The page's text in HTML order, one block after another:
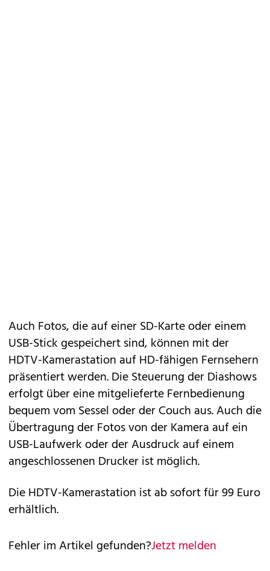
Auch Fotos, die auf einer SD-Karte oder einem
USB-Stick gespeichert sind, können mit der
HDTV-Kamerastation auf HD-fähigen Fernsehern
präsentiert werden. Die Steuerung der Diashows
erfolgt über eine mitgelieferte Fernbedienung
bequem vom Sessel oder der Couch aus. Auch die
Übertragung der Fotos von der Kamera auf ein
USB-Laufwerk oder der Ausdruck auf einem
angeschlossenen Drucker ist möglich.
Die HDTV-Kamerastation ist ab sofort für 99 Euro
erhältlich.
Fehler im Artikel gefunden?Jetzt melden